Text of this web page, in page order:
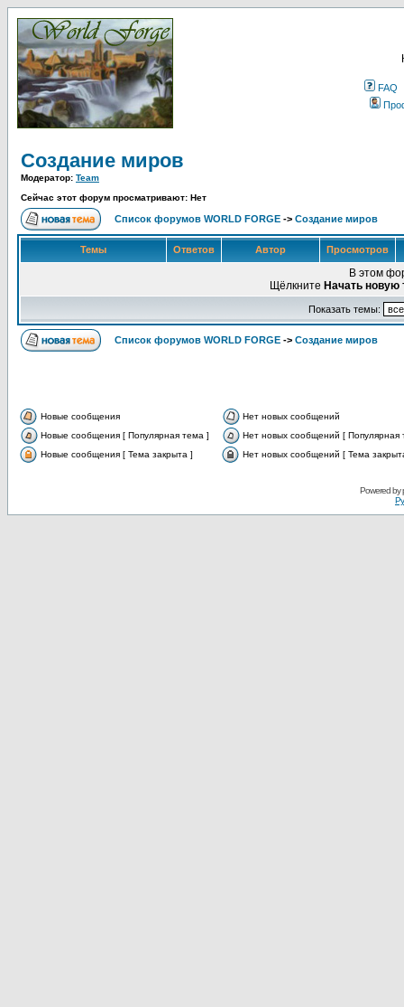
FAQ
Создание миров
Модератор: Team
Сейчас этот форум просматривают: Нет
Список форумов WORLD FORGE -> Создание миров
Темы Ответов Автор Просмотров
В этом
Щёлкните Начать новую
Показать темы:
Список форумов WORLD FORGE -> Создание миров
Новые сообщения
Нет новых сообщений
Новые сообщения [ Популярная тема ]
Нет новых сообщений [ Популярная
Новые сообщения [ Тема закрыта ]
Нет новых сообщений [ Тема
Powered by